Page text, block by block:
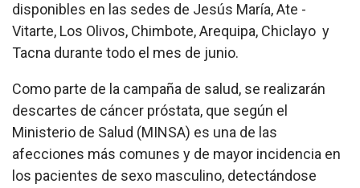
disponibles en las sedes de Jesús María, Ate -
Vitarte, Los Olivos, Chimbote, Arequipa, Chiclayo y
Tacna durante todo el mes de junio.
Como parte de la campaña de salud, se realizarán
descartes de cáncer próstata, que según el
Ministerio de Salud (MINSA) es una de las
afecciones más comunes y de mayor incidencia en
los pacientes de sexo masculino, detectándose